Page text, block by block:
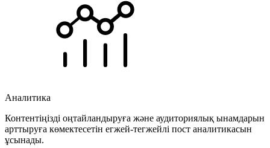
Аналитика
Контентіңізді оңтайландыруға және аудиториялық ынамдарын
арттыруға көмектесетін егжей-тегжейлі пост аналитикасын
ұсынады.